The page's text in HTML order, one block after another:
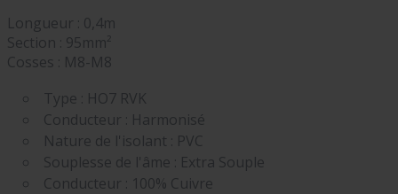
Longueur : 0,4m
Section : 95mm²
Cosses : M8-M8
Type : HO7 RVK
Conducteur : Harmonisé
Nature de l'isolant : PVC
Souplesse de l'âme : Extra Souple
Conducteur : 100% Cuivre